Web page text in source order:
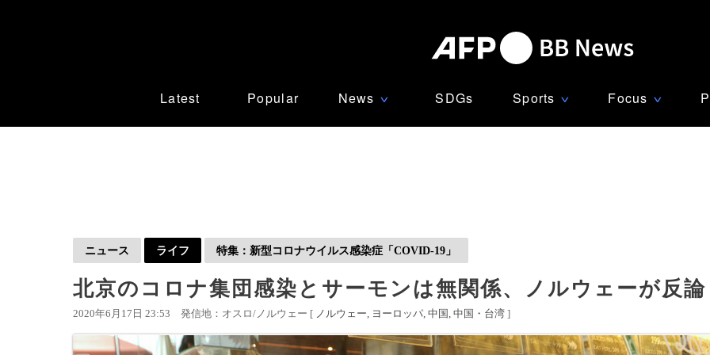
Latest Popular News ∨ SDGs Sports ∨ Focus ∨
ニュース ライフ 特集：新型コロナウイルス感染症「COVID-19」
北京のコロナ集団感染とサーモンは無関係、ノルウェーが反論
2020年6月17日 23:53 発信地：オスロ/ノルウェー [ ノルウェー ヨーロッパ 中国 中国・台湾 ]